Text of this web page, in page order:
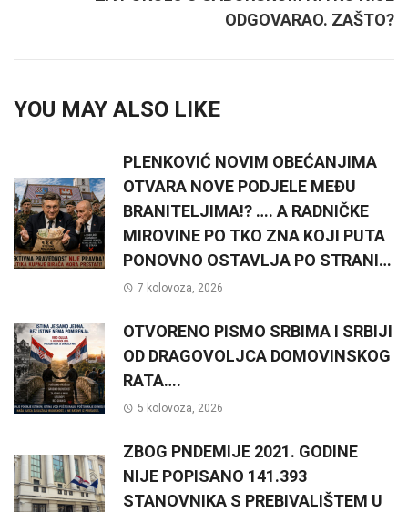
ODGOVARAO. ZAŠTO?
YOU MAY ALSO LIKE
PLENKOVIĆ NOVIM OBEĆANJIMA
OTVARA NOVE PODJELE MEĐU
BRANITELJIMA!? …. A RADNIČKE
MIROVINE PO TKO ZNA KOJI PUTA
PONOVNO OSTAVLJA PO STRANI…
7 kolovoza, 2026
OTVORENO PISMO SRBIMA I SRBIJI
OD DRAGOVOLJCA DOMOVINSKOG
RATA….
5 kolovoza, 2026
ZBOG PNDEMIJE 2021. GODINE
NIJE POPISANO 141.393
STANOVNIKA S PREBIVALIŠTEM U